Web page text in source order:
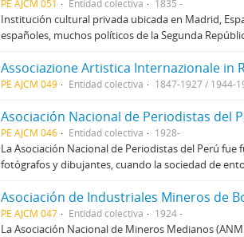
PE AJCM 051 Entidad colectiva 1835 -
Institución cultural privada ubicada en Madrid,
españoles, muchos políticos de la Segunda
Associazione Artistica Internazionale in
PE AJCM 049 Entidad colectiva 1847-1927 / 1944-
Asociación Nacional de Periodistas del
PE AJCM 046 Entidad colectiva 1928-
La Asociación Nacional de Periodistas del Perú
fotógrafos y dibujantes, cuando la sociedad de
Asociación de Industriales Mineros de
PE AJCM 047 Entidad colectiva 1924 -
La Asociación Nacional de Mineros Medianos